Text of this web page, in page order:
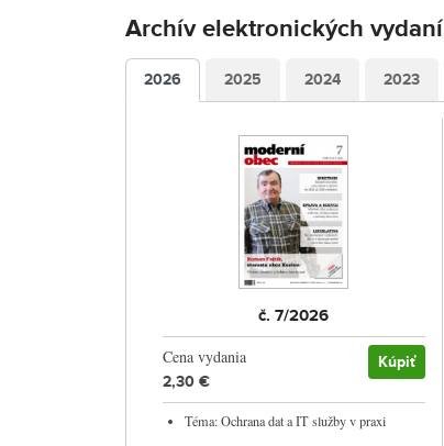
Archív elektronických vydaní
2026 2025 2024 2023
č. 7/2026
Cena vydania
2,30 €
Kúpiť
Téma: Ochrana dat a IT služby v praxi